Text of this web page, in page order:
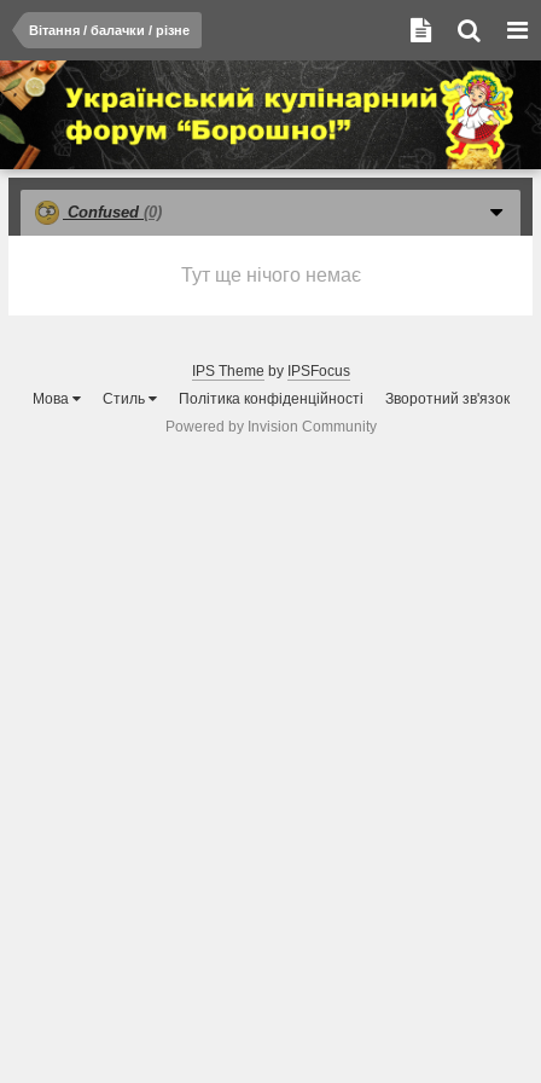
Вітання / балачки / різне
Confused (0)
Тут ще нічого немає
IPS Theme by IPSFocus
Мова
Стиль Політика конфіденційності
Зворотний зв'язок
Powered by Invision Community